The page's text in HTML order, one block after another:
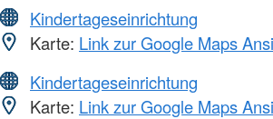
Kindertageseinrichtung
Karte: Link zur Google Maps
Kindertageseinrichtung
Karte: Link zur Google Maps